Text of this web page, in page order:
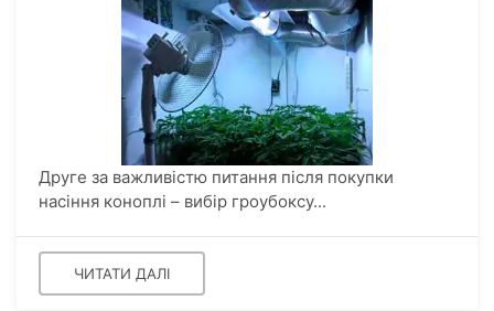
Друге за важливістю питання після покупки
насіння коноплі – вибір гроубоксу...
ЧИТАТИ ДАЛІ